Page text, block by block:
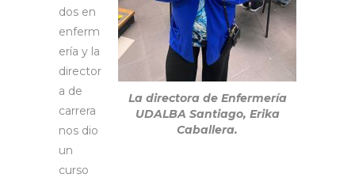
La directora de Enfermería
UDALBA Santiago, Erika
Caballera.
dos en
enferm
ería y la
director
a de
carrera
nos dio
un
curso